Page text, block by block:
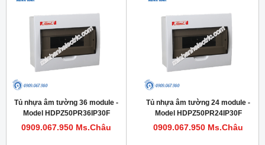
Tủ nhựa âm tường 36 module -
Model HDPZ50PR36IP30F
0909.067.950 Ms.Châu
Tủ nhựa âm tường 24 module -
Model HDPZ50PR24IP30F
0909.067.950 Ms.Châu